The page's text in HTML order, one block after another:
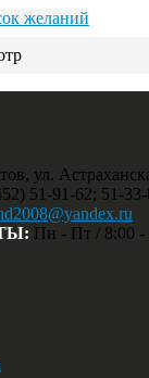
желаний
ул.
51-91-62; 51-33-
Пн - Пт / 8:00 -